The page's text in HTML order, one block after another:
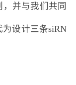
，并与我们共同
为设计三条siRN